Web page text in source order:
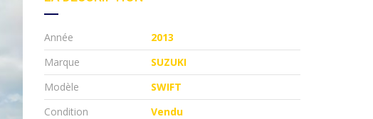
Année
2013
Marque
SUZUKI
Modèle
SWIFT
Condition
Vendu